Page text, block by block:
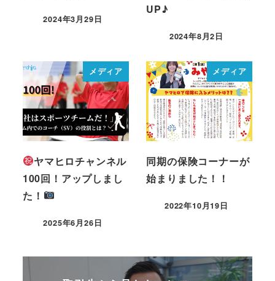
2024年3月29日
UP♪
2024年8月2日
メディア
ヤマヒロチャンネル
100回！アップしまし
た！
2025年6月26日
メディア
同期の保険コーナーが
始まりました！！
2022年10月19日